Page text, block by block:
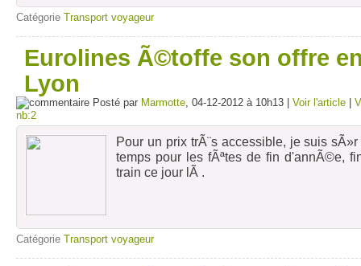
Catégorie Transport voyageur
Eurolines Ã©toffe son offre
Lyon
Posté par Marmotte, 04-12-2012 à 10h13 | Voir l'article
nb:2
Pour un prix trÃ¨s accessible, je suis
temps pour les fÃªtes de fin d'annÃ©e,
train ce jour lÃ .
Catégorie Transport voyageur